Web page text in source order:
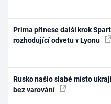
Prima přinese další krok
rozhodující odvetu v Lyonu
Rusko našlo slabé místo
bez varování